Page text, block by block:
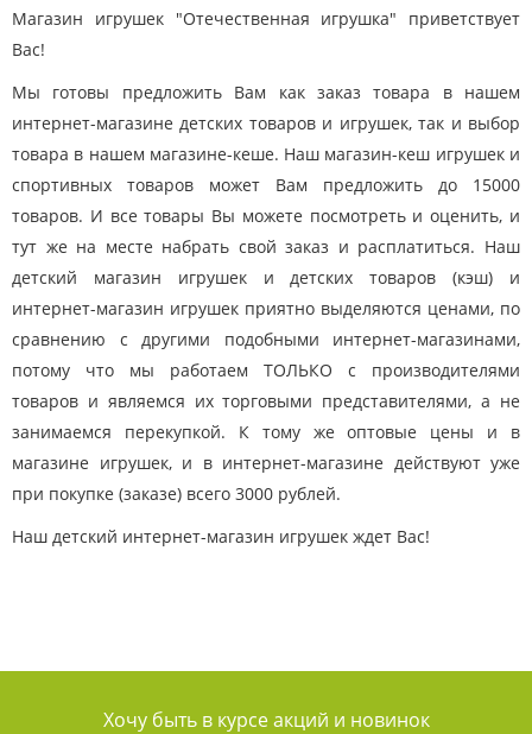
Магазин игрушек "Отечественная игрушка" приветствует
Вас!
Мы готовы предложить Вам как заказ товара в нашем
интернет-магазине детских товаров и игрушек, так и выбор
товара в нашем магазине-кеше. Наш магазин-кеш игрушек и
спортивных товаров может Вам предложить до 15000
товаров. И все товары Вы можете посмотреть и оценить, и
тут же на месте набрать свой заказ и расплатиться. Наш
детский магазин игрушек и детских товаров (кэш) и
интернет-магазин игрушек приятно выделяются ценами, по
сравнению с другими подобными интернет-магазинами,
потому что мы работаем ТОЛЬКО с производителями
товаров и являемся их торговыми представителями, а не
занимаемся перекупкой. К тому же оптовые цены и в
магазине игрушек, и в интернет-магазине действуют уже
при покупке (заказе) всего 3000 рублей.
Наш детский интернет-магазин игрушек ждет Вас!
Хочу быть в курсе акций и новинок